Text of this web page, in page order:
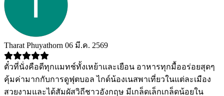
Tharat Phuyathorn 06 มี.ค. 2569
ตั๋วที่นั่งคือดีทุกแมทช์ทั้งเหย้าและเยือน อาหารทุกมื้ออร่อยสุดๆ
คุ้มค่ามากกับการดูฟุตบอล ไกด์น้องเนสพาเที่ยวในแต่ละเมือง
สวยงามและได้สัมผัสวิถีชาวอังกฤษ มีเกล็ดเล็กเกล็ดน้อยใน